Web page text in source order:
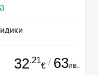
32.21
€ / 63лв.